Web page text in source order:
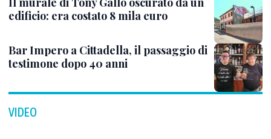
edificio: era costato 8 mila euro
Bar Impero a Cittadella, il passaggio di
testimone dopo 40 anni
VIDEO